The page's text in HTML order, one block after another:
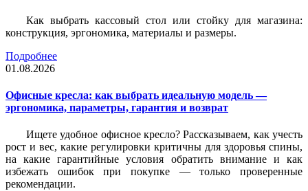
Как выбрать кассовый стол или стойку для магазина:
конструкция, эргономика, материалы и размеры.
Подробнее
01.08.2026
Офисные кресла: как выбрать идеальную модель —
эргономика, параметры, гарантия и возврат
Ищете удобное офисное кресло? Рассказываем, как учесть
рост и вес, какие регулировки критичны для здоровья спины,
на какие гарантийные условия обратить внимание и как
избежать ошибок при покупке — только проверенные
рекомендации.